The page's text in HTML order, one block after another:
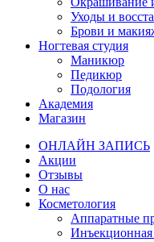
Уходы и
Брови и
Ногтевая студия
Маникюр
Педикюр
Подология
Академия
Магазин
ОНЛАЙН ЗАПИСЬ
Акции
Отзывы
О нас
Косметология
Аппаратные
Инъекционная